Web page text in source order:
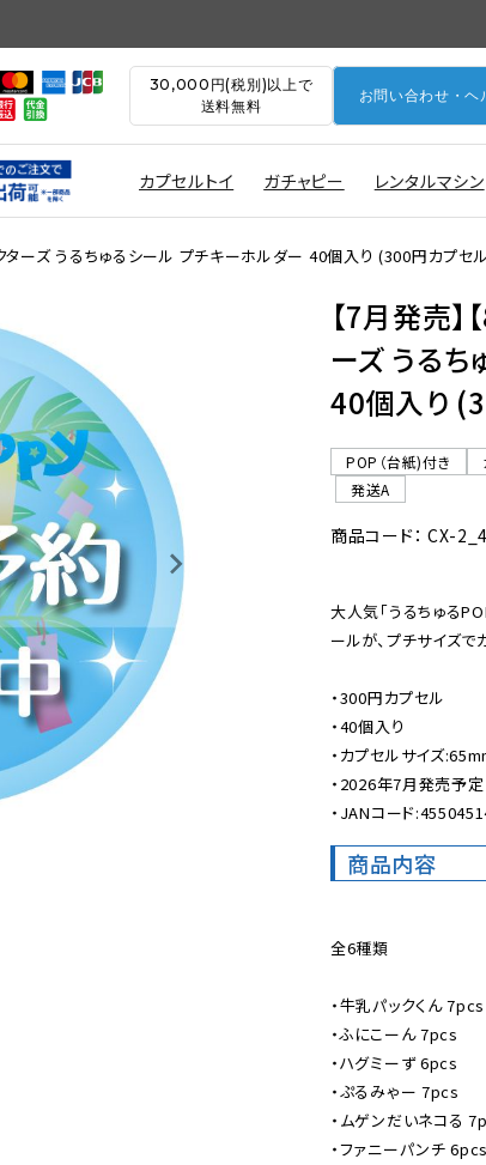
30,000円(税別)以上で
送料無料
お問い合わせ・ヘ
カプセルトイ ガチャピー レンタルマシン
ターズ うるちゅるシール プチキーホルダー 40個入り (300円カプセ
【7月発売】
ーズ うるち
40個入り
POP（台紙)付き
発送A
商品コード： CX-
大人気「うるちゅる
ールが、プチサイズで
・300円カプセル
・40個入り
・カプセルサイズ
・2026年7月発売予定
・JANコード
商品内容
全6種類
・牛乳パックくん 7pcs
・ふにこーん 7pcs
・ハグミーず 6pcs
・ぷるみゃー 7pcs
・ムゲンだいネコる
・ファニーパンチ 6pcs